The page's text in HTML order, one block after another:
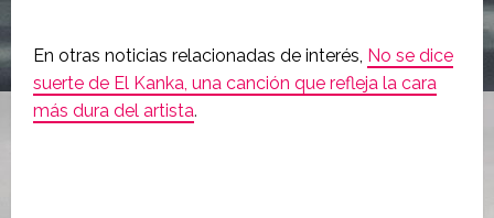
En otras noticias relacionadas de interés, No se dice
suerte de El Kanka, una canción que refleja la cara
más dura del artista.